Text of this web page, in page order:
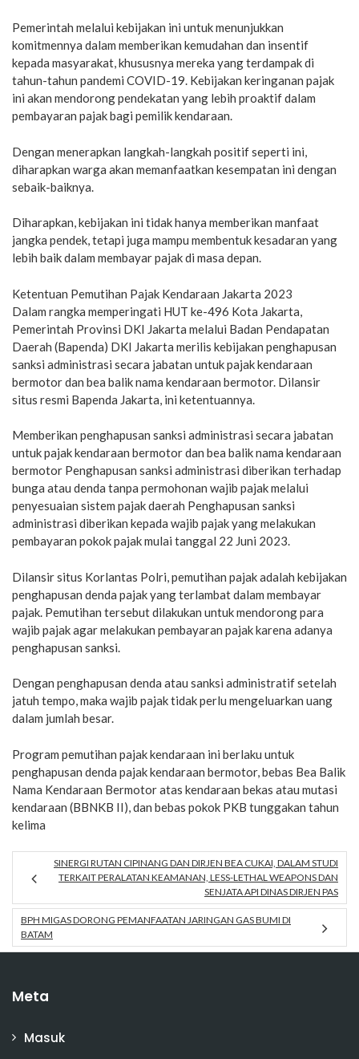
Pemerintah melalui kebijakan ini untuk menunjukkan
komitmennya dalam memberikan kemudahan dan insentif
kepada masyarakat, khususnya mereka yang terdampak di
tahun-tahun pandemi COVID-19. Kebijakan keringanan pajak
ini akan mendorong pendekatan yang lebih proaktif dalam
pembayaran pajak bagi pemilik kendaraan.
Dengan menerapkan langkah-langkah positif seperti ini,
diharapkan warga akan memanfaatkan kesempatan ini dengan
sebaik-baiknya.
Diharapkan, kebijakan ini tidak hanya memberikan manfaat
jangka pendek, tetapi juga mampu membentuk kesadaran yang
lebih baik dalam membayar pajak di masa depan.
Ketentuan Pemutihan Pajak Kendaraan Jakarta 2023
Dalam rangka memperingati HUT ke-496 Kota Jakarta,
Pemerintah Provinsi DKI Jakarta melalui Badan Pendapatan
Daerah (Bapenda) DKI Jakarta merilis kebijakan penghapusan
sanksi administrasi secara jabatan untuk pajak kendaraan
bermotor dan bea balik nama kendaraan bermotor. Dilansir
situs resmi Bapenda Jakarta, ini ketentuannya.
Memberikan penghapusan sanksi administrasi secara jabatan
untuk pajak kendaraan bermotor dan bea balik nama kendaraan
bermotor Penghapusan sanksi administrasi diberikan terhadap
bunga atau denda tanpa permohonan wajib pajak melalui
penyesuaian sistem pajak daerah Penghapusan sanksi
administrasi diberikan kepada wajib pajak yang melakukan
pembayaran pokok pajak mulai tanggal 22 Juni 2023.
Dilansir situs Korlantas Polri, pemutihan pajak adalah kebijakan
penghapusan denda pajak yang terlambat dalam membayar
pajak. Pemutihan tersebut dilakukan untuk mendorong para
wajib pajak agar melakukan pembayaran pajak karena adanya
penghapusan sanksi.
Dengan penghapusan denda atau sanksi administratif setelah
jatuh tempo, maka wajib pajak tidak perlu mengeluarkan uang
dalam jumlah besar.
Program pemutihan pajak kendaraan ini berlaku untuk
penghapusan denda pajak kendaraan bermotor, bebas Bea Balik
Nama Kendaraan Bermotor atas kendaraan bekas atau mutasi
kendaraan (BBNKB II), dan bebas pokok PKB tunggakan tahun
kelima
SINERGI RUTAN CIPINANG DAN DIRJEN BEA CUKAI, DALAM STUDI
TERKAIT PERALATAN KEAMANAN, LESS-LETHAL WEAPONS DAN
SENJATA API DINAS DIRJEN PAS
BPH MIGAS DORONG PEMANFAATAN JARINGAN GAS BUMI DI
BATAM
Meta
Masuk